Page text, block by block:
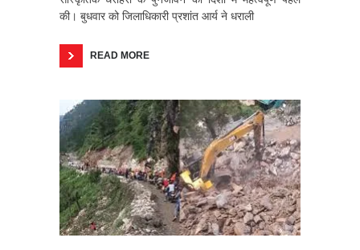
की। बुधवार को जिलाधिकारी प्रशांत आर्य ने धराली
READ MORE